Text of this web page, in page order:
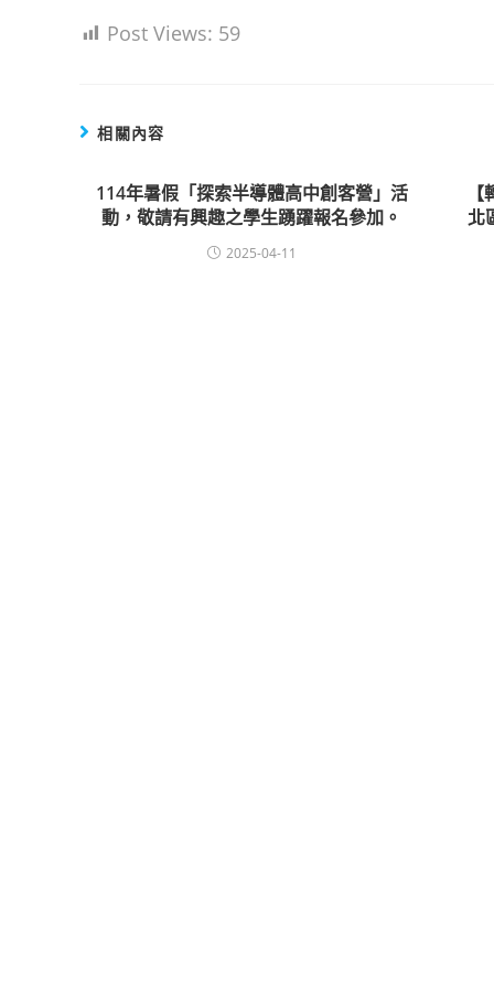
Post Views: 59
相關內容
114年暑假「探索半導體高中創客營」活
動，敬請有興趣之學生踴躍報名參加。
2025-04-11
北